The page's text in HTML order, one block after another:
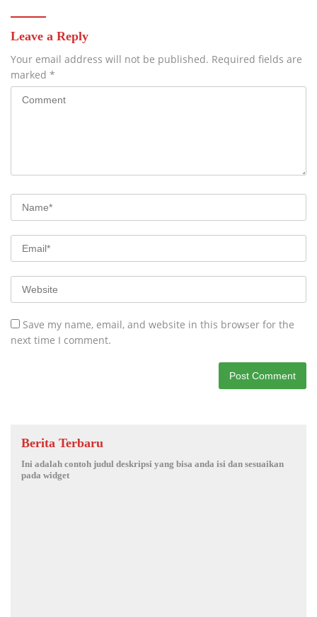
Leave a Reply
Your email address will not be published. Required fields are
marked *
Save my name, email, and website in this browser for the
next time I comment.
Berita Terbaru
Ini adalah contoh judul deskripsi yang bisa anda isi dan sesuaikan
pada widget